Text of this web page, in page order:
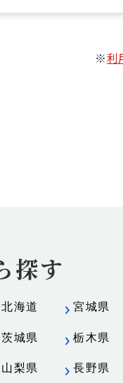
※利
探す
北海道 宮城県
茨城県 栃木県
山梨県 長野県